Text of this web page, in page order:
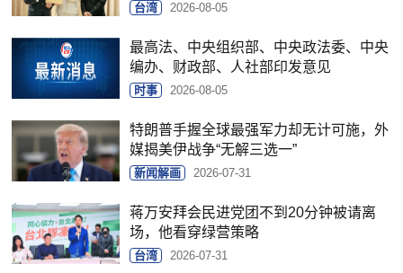
台湾 2026-08-05
最高法、中央组织部、中央政法委、中央
编办、财政部、人社部印发意见
时事 2026-08-05
特朗普手握全球最强军力却无计可施，外
媒揭美伊战争“无解三选一”
新闻解画 2026-07-31
蒋万安拜会民进党团不到20分钟被请离
场，他看穿绿营策略
台湾 2026-07-31